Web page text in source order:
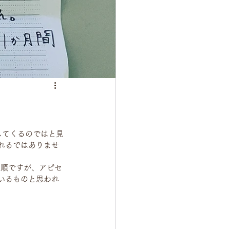
くるのではと見
るではありませ
ですが、アピセ
るものと思われ